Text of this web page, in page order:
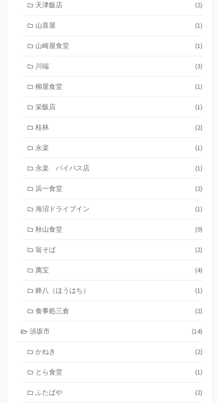
天津飯店 (2)
山喜屋 (1)
山崎屋食堂 (1)
川端 (3)
柳屋食堂 (1)
栄飯店 (1)
桂林 (2)
永楽 (1)
永楽 バイパス店 (1)
浜一食堂 (2)
海沼ドライブイン (1)
秋山食堂 (9)
翁そば (2)
萬宝 (4)
鋒八（ほうはち） (1)
食事処三倉 (2)
須坂市 (14)
かねき (2)
とら食堂 (1)
ふたばや (2)